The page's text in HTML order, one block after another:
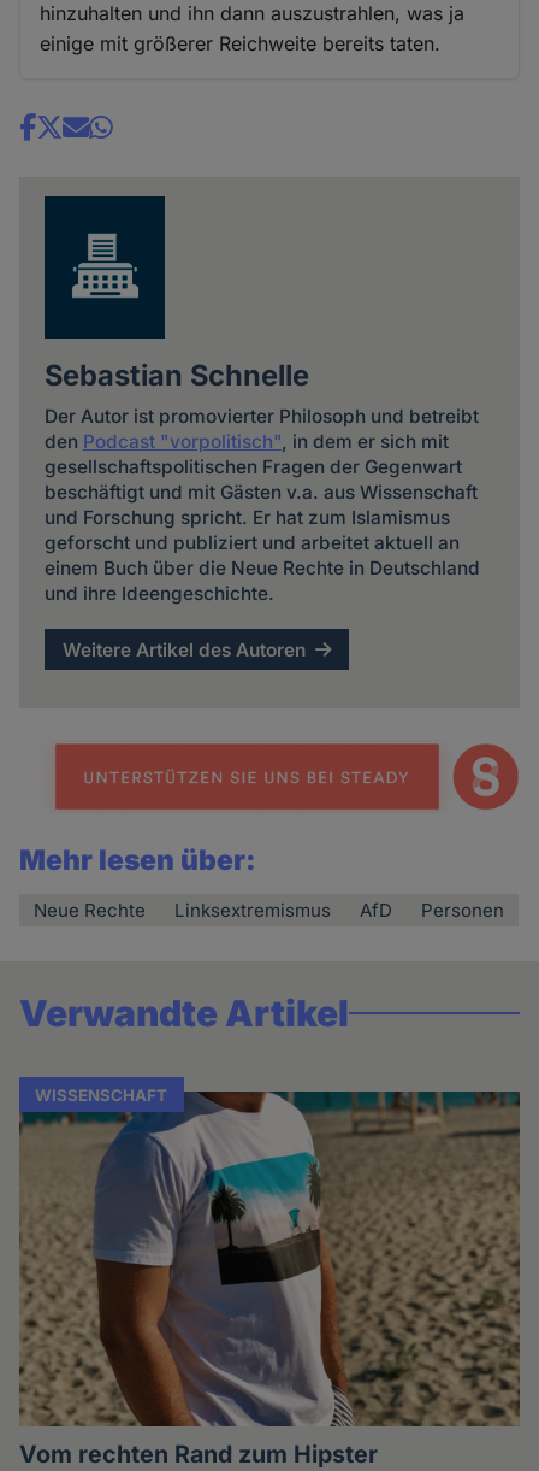
hinzuhalten und ihn dann auszustrahlen, was ja
einige mit größerer Reichweite bereits taten.
Share
Sebastian Schnelle
Der Autor ist promovierter Philosoph und betreibt
den Podcast "vorpolitisch", in dem er sich mit
gesellschaftspolitischen Fragen der Gegenwart
beschäftigt und mit Gästen v.a. aus Wissenschaft
und Forschung spricht. Er hat zum Islamismus
geforscht und publiziert und arbeitet aktuell an
einem Buch über die Neue Rechte in Deutschland
und ihre Ideengeschichte.
Weitere Artikel des Autoren
Mehr lesen über:
Neue Rechte Linksextremismus AfD Personen
Verwandte Artikel
WISSENSCHAFT
Vom rechten Rand zum Hipster